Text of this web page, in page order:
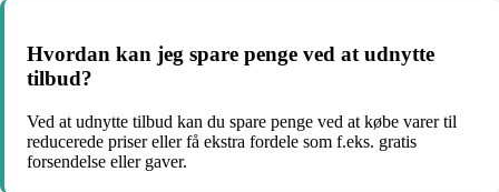
Hvordan kan jeg spare penge ved at udnytte
tilbud?
Ved at udnytte tilbud kan du spare penge ved at købe varer til
reducerede priser eller få ekstra fordele som f.eks. gratis
forsendelse eller gaver.